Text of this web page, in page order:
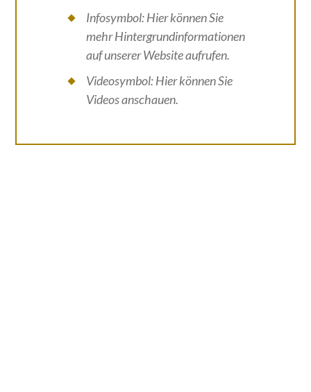
Infosymbol: Hier können Sie
mehr Hintergrundinformationen
auf unserer Website aufrufen.
Videosymbol: Hier können Sie
Videos anschauen.